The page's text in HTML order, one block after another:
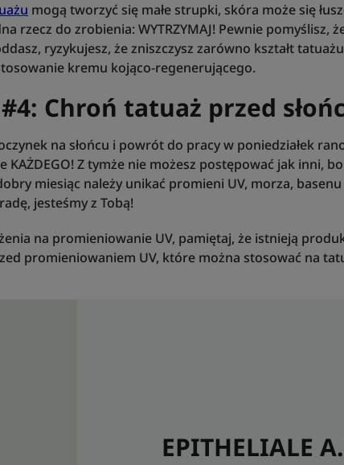
mogą tworzyć się małe strupki, skóra może się
rzecz do zrobienia: WYTRZYMAJ! Pewnie pomyślisz,
ryzykujesz, że zniszczysz zarówno kształt
kremu kojąco-regenerującego.
Chroń tatuaż przed
na słońcu i powrót do pracy w poniedziałek
KAŻDEGO! Z tymże nie możesz postępować jak inni,
miesiąc należy unikać promieni UV, morza,
jesteśmy z Tobą!
na promieniowanie UV, pamiętaj, że istnieją
promieniowaniem UV, które można stosować na
EPITHELIALE